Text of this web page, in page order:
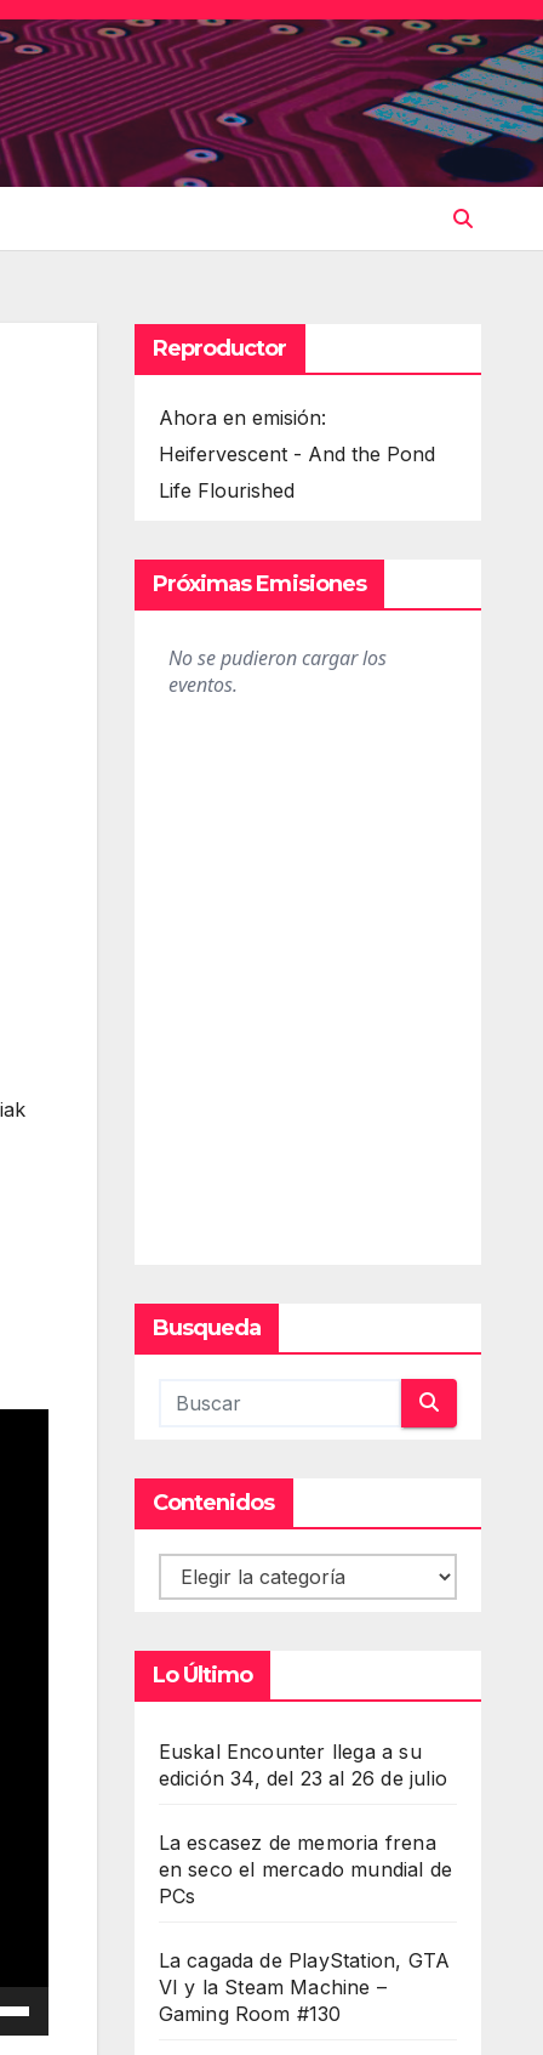
Reproductor
Ahora en emisión:
Heifervescent - And the Pond
Life Flourished
Próximas Emisiones
Busqueda
Contenidos
Contenidos
Lo Último
Euskal Encounter llega a su
edición 34, del 23 al 26 de julio
La escasez de memoria frena
en seco el mercado mundial de
PCs
La cagada de PlayStation, GTA
VI y la Steam Machine –
Gaming Room #130